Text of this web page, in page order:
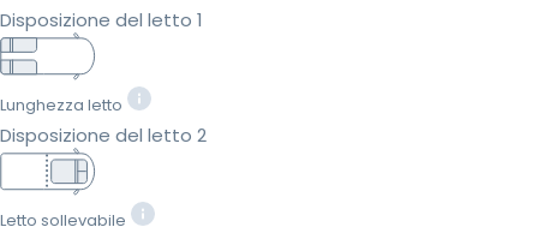
Disposizione del letto 1
Lunghezza letto
Disposizione del letto 2
Letto sollevabile